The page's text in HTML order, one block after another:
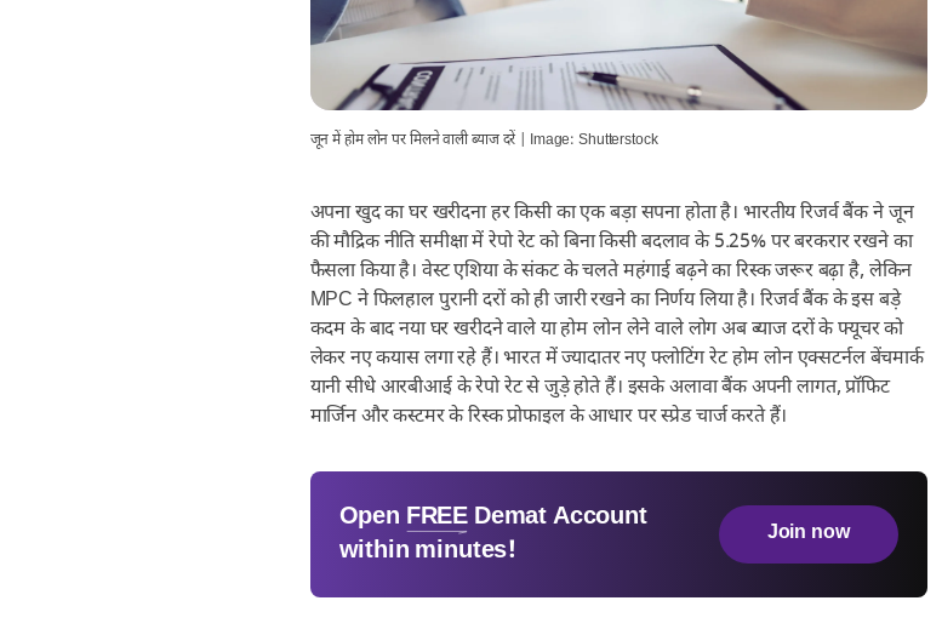
जून में होम लोन पर मिलने वाली ब्याज दरें | Image: Shutterstock
अपना खुद का घर खरीदना हर किसी का एक बड़ा सपना होता है। भारतीय रिजर्व बैंक ने जून
की मौद्रिक नीति समीक्षा में रेपो रेट को बिना किसी बदलाव के 5.25% पर बरकरार रखने का
फैसला किया है। वेस्ट एशिया के संकट के चलते महंगाई बढ़ने का रिस्क जरूर बढ़ा है, लेकिन
MPC ने फिलहाल पुरानी दरों को ही जारी रखने का निर्णय लिया है। रिजर्व बैंक के इस बड़े
कदम के बाद नया घर खरीदने वाले या होम लोन लेने वाले लोग अब ब्याज दरों के फ्यूचर को
लेकर नए कयास लगा रहे हैं। भारत में ज्यादातर नए फ्लोटिंग रेट होम लोन एक्सटर्नल बेंचमार्क
यानी सीधे आरबीआई के रेपो रेट से जुड़े होते हैं। इसके अलावा बैंक अपनी लागत, प्रॉफिट
मार्जिन और कस्टमर के रिस्क प्रोफाइल के आधार पर स्प्रेड चार्ज करते हैं।
Open FREE Demat Account
within minutes!
Join now